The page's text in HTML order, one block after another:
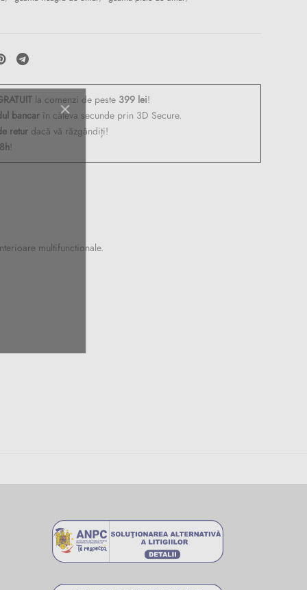
la comenzi de peste 399 lei!
bancar în câteva secunde prin 3D Secure.
retur dacă vă răzgândiți!
!
multifunctionale.